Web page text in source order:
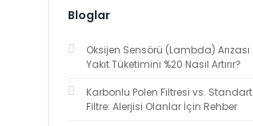
Mann (2)
Sachs (2)
Teknorot (2)
Bloglar
Oksijen Sensörü (Lambda) Arızası
Yakıt Tüketimini %20 Nasıl Artırır?
Karbonlu Polen Filtresi vs. Standart
Filtre: Alerjisi Olanlar İçin Rehber